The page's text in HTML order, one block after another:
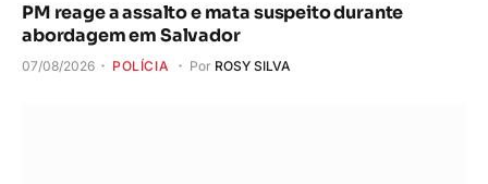
PM reage a assalto e mata suspeito durante
abordagem em Salvador
07/08/2026 POLÍCIA Por ROSY SILVA